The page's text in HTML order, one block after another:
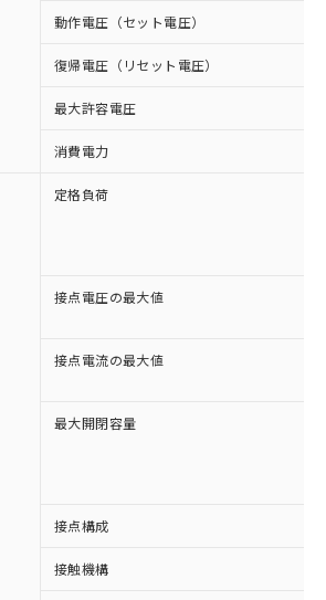
動作電圧（セット電圧）
復帰電圧（リセット電圧）
最大許容電圧
消費電力
定格負荷
接点電圧の最大値
接点電流の最大値
最大開閉容量
接点構成
接触機構